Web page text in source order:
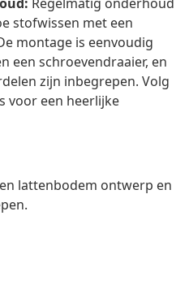
stofwissen met een
montage is eenvoudig
een schroevendraaier, en
zijn inbegrepen. Volg
voor een heerlijke
lattenbodem ontwerp en